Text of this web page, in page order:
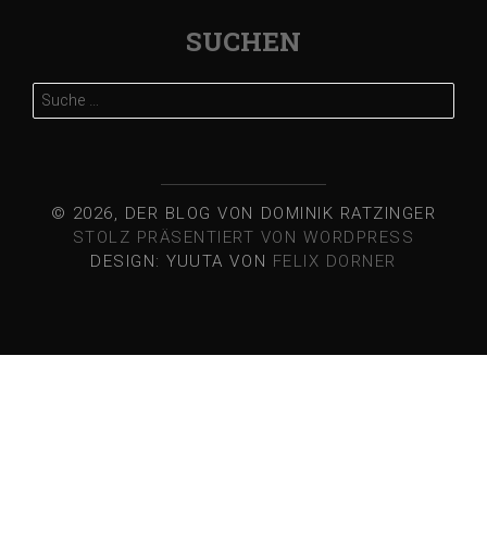
SUCHEN
nach:
© 2026, DER BLOG VON DOMINIK RATZINGER
STOLZ PRÄSENTIERT VON WORDPRESS
DESIGN: YUUTA VON FELIX DORNER